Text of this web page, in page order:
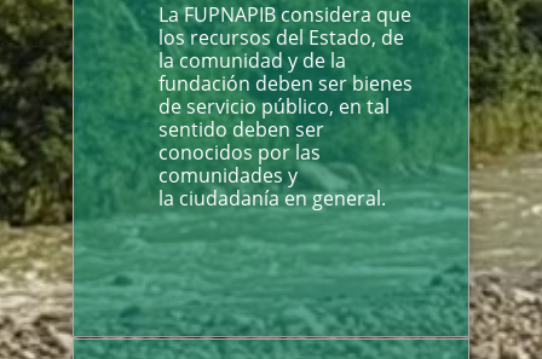
La FUPNAPIB considera que
los recursos del Estado, de
la comunidad y de la
fundación deben ser bienes
de servicio público, en tal
sentido deben ser
conocidos por las
comunidades y
la ciudadanía en general.